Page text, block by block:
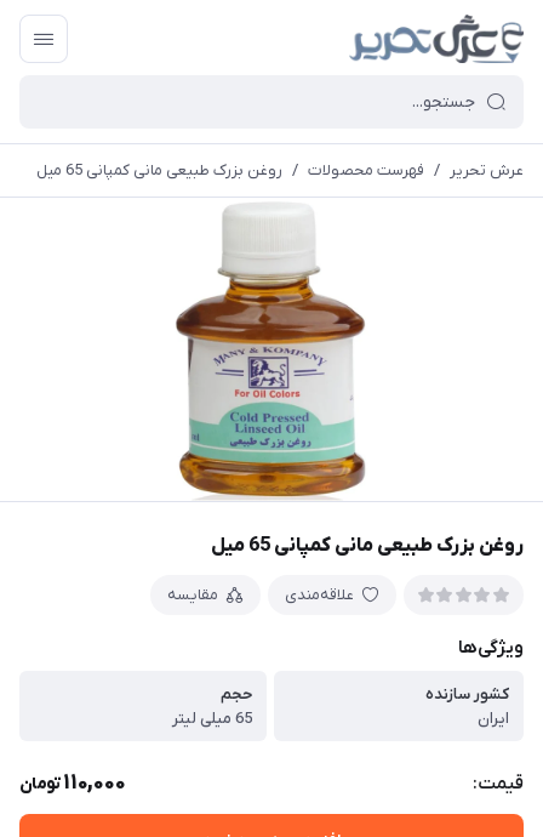
عرش تحریر / فهرست محصولات / روغن بزرک طبیعی مانی کمپانی 65 میل
روغن بزرک طبیعی مانی کمپانی 65 میل
علاقه‌مندی مقایسه
ویژگی‌ها
کشور سازنده
ایران
حجم
65 میلی لیتر
قیمت: 110,000تومان